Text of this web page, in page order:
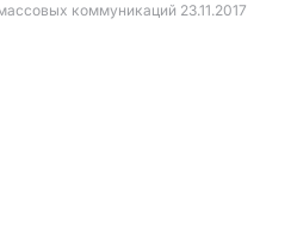
коммуникаций 23.11.2017